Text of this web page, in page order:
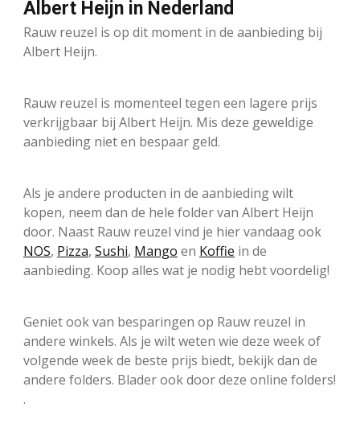
Albert Heijn in Nederland
Rauw reuzel is op dit moment in de aanbieding bij
Albert Heijn.
Rauw reuzel is momenteel tegen een lagere prijs
verkrijgbaar bij Albert Heijn. Mis deze geweldige
aanbieding niet en bespaar geld.
Als je andere producten in de aanbieding wilt
kopen, neem dan de hele folder van Albert Heijn
door. Naast Rauw reuzel vind je hier vandaag ook
NOS, Pizza, Sushi, Mango en Koffie in de
aanbieding. Koop alles wat je nodig hebt voordelig!
Geniet ook van besparingen op Rauw reuzel in
andere winkels. Als je wilt weten wie deze week of
volgende week de beste prijs biedt, bekijk dan de
andere folders. Blader ook door deze online folders!
.